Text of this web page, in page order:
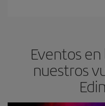
Eventos
nuestros